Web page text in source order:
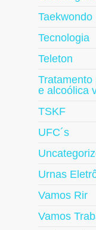
Taekwondo
Tecnologia
Teleton
Tratamento
e alcoólica
TSKF
UFC´s
Urnas
Vamos Rir
Vamos